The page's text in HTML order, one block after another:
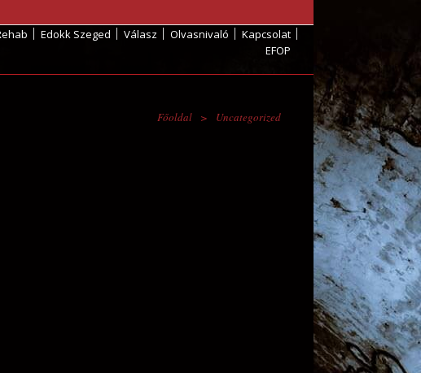
Edokk Szeged Válasz Olvasnivaló
Kapcsolat
EFOP
Főoldal > Uncategorized